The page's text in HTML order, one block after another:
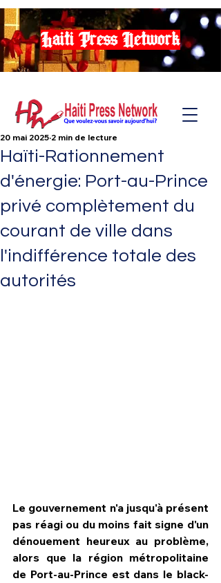
Haiti Press Network
HPN Live
Haïti-Rationnement
d'énergie: Port-au-Prince
privé complètement du
courant de ville dans
l'indifférence totale des
autorités
20 mai 2025 2 min de lecture
Le gouvernement n'a jusqu'à présent
pas réagi ou du moins fait signe d'un
dénouement heureux au problème,
alors que la région métropolitaine
de Port-au-Prince est dans le black-